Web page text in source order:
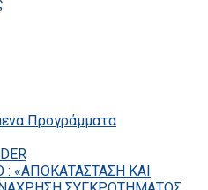
Προγράμματα
: «ΑΠΟΚΑΤΑΣΤΑΣΗ ΚΑΙ